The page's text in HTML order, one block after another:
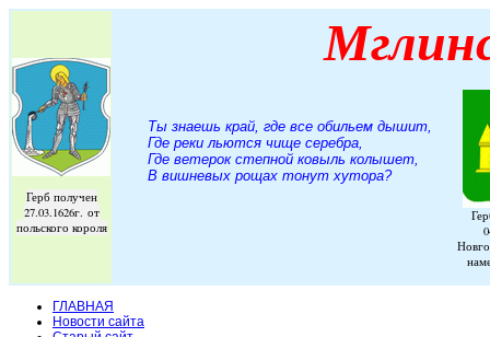
Герб получен
27.03.1626г. от
польского короля
Ты знаешь край, где все обильем дышит,
Где реки льются чище серебра,
Где ветерок степной ковыль колышет,
В вишневых рощах тонут хутора?
ГЛАВНАЯ
Новости сайта